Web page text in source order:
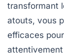
transformant
atouts, vous
efficaces